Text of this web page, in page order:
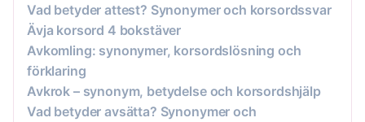
Vad betyder attest? Synonymer och korsordssvar
Ävja korsord 4 bokstäver
Avkomling: synonymer, korsordslösning och
förklaring
Avkrok – synonym, betydelse och korsordshjälp
Vad betyder avsätta? Synonymer och